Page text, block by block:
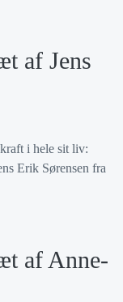
af Jens
i hele sit liv:
Erik Sørensen fra
af Anne-